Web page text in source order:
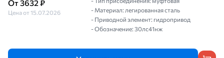
От 3632 ₽
Цена от 15.07.2026
- Материал: легированная сталь
- Приводной элемент: гидропривод
- Обозначение: 30лс41нж